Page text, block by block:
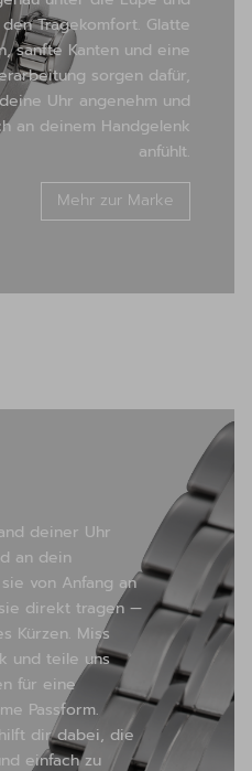
Tragekomfort. Glatte
sanfte Kanten und eine
sorgen dafür,
Uhr angenehm und
an deinem Handgelenk
anfühlt.
Mehr zur Marke
deiner Uhr
an dein
von Anfang an
direkt tragen —
Kürzen. Miss
und teile uns
für eine
Passform.
dir dabei, die
einfach zu